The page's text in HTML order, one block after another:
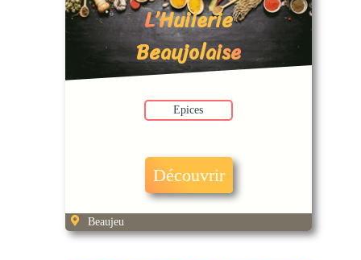
L’Huilerie
Beaujolaise
Epices
Découvrir
Beaujeu